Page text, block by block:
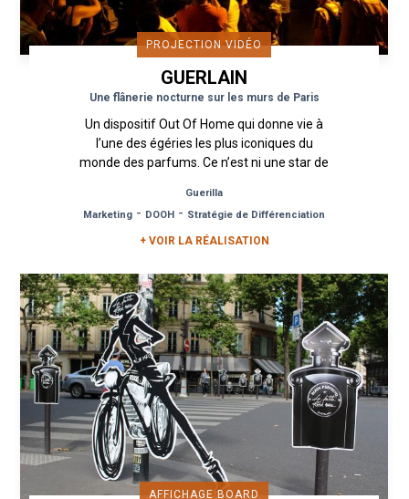
PROJECTION VIDÉO
GUERLAIN
Une flânerie nocturne sur les murs de Paris
Un dispositif Out Of Home qui donne vie à
l’une des égéries les plus iconiques du
monde des parfums. Ce n’est ni une star de
Guerilla
Marketing - DOOH - Stratégie de Différenciation
+ VOIR LA RÉALISATION
AFFICHAGE BOARD